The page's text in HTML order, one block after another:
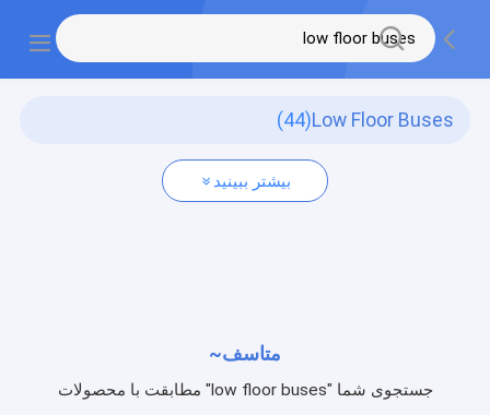
Low Floor Buses
(44)
بیشتر ببینید
متاسف~
جستجوی شما "low floor buses" مطابقت با محصولات